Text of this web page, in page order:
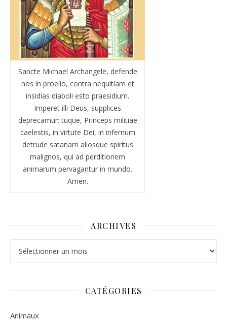
Sancte Michael Archangele, defende
nos in proelio, contra nequitiam et
insidias diaboli esto praesidium.
Imperet illi Deus, supplices
deprecamur: tuque, Princeps militiae
caelestis, in virtute Dei, in infernum
detrude satanam aliosque spiritus
malignos, qui ad perditionem
animarum pervagantur in mundo.
Amen.
ARCHIVES
CATÉGORIES
Animaux